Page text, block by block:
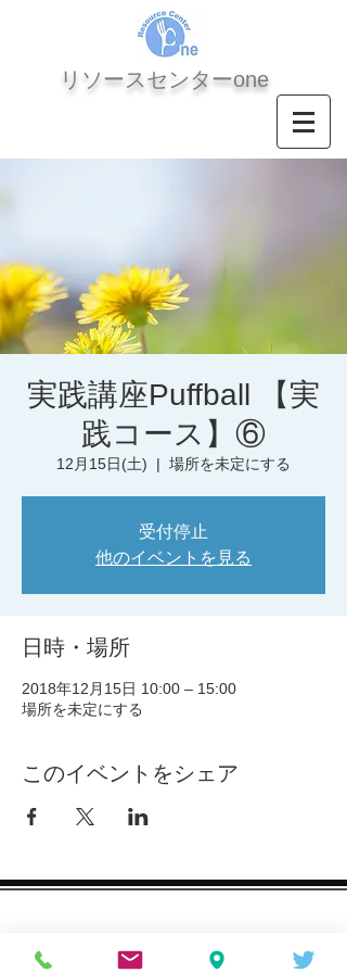
​リソースセンターone
実践講座Puffball 【実
践コース】⑥
12月15日(土)
  |
場所を未定にする
受付停止
他のイベントを見る
日時・場所
2018年12月15日 10:00 – 15:00
場所を未定にする
このイベントをシェア